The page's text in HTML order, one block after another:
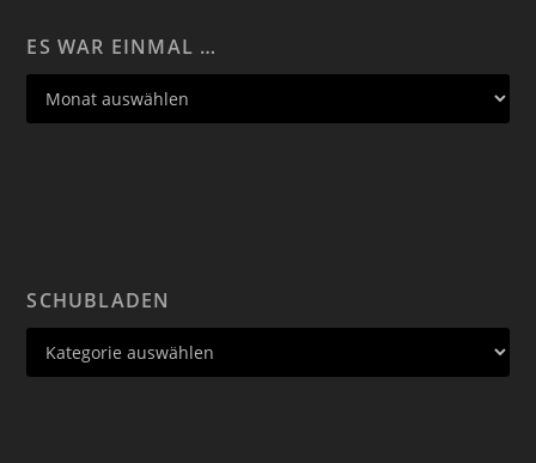
ES WAR EINMAL …
SCHUBLADEN